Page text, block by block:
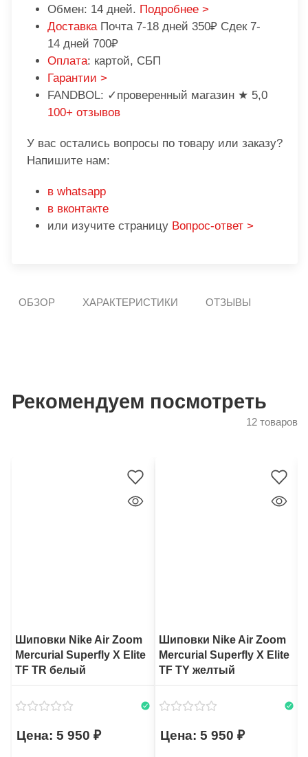
Обмен: 14 дней. Подробнее >
Доставка Почта 7-18 дней 350₽ Сдек 7-
14 дней 700₽
Оплата: картой, СБП
Гарантии >
FANDBOL: ✓проверенный магазин ★ 5,0
100+ отзывов
У вас остались вопросы по товару или заказу?
Напишите нам:
в whatsapp
в вконтакте
или изучите страницу Вопрос-ответ >
ОБЗОР ХАРАКТЕРИСТИКИ ОТЗЫВЫ
Рекомендуем посмотреть
12 товаров
Шиповки Nike Air Zoom
Mercurial Superfly X Elite
TF TR белый
5 950
Шиповки Nike Air Zoom
Mercurial Superfly X Elite
TF TY желтый
5 950